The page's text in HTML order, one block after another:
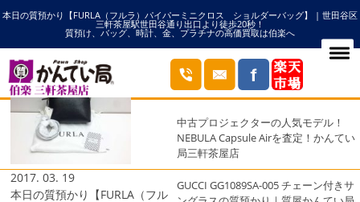
本日の質預かり【FURLA（フルラ）パイパーミニクロス ショルダーバッグ】 | 世田谷区
三軒茶屋駅世田谷通り出口より徒歩20秒！
質預け、バッグ、時計、金、プラチナの高価買取は伯楽へ
HOME パイパーの記事一覧
ブログ
2017. 03. 19
本日の質預かり【FURLA（フル
最近の投稿
中古プロジェクターの人気モデル！
NEBULA Capsule Airを査定！かんてい
局三軒茶屋店
GUCCI GG1089SA-005 チェーン付きサ